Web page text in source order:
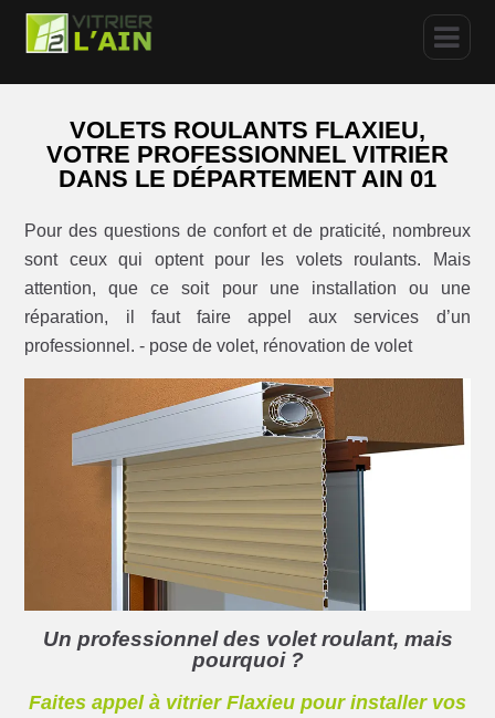
VOLETS ROULANTS FLAXIEU,
VOTRE PROFESSIONNEL VITRIER
DANS LE DÉPARTEMENT AIN 01
Pour des questions de confort et de praticité, nombreux
sont ceux qui optent pour les volets roulants. Mais
attention, que ce soit pour une installation ou une
réparation, il faut faire appel aux services d’un
professionnel. - pose de volet, rénovation de volet
Un professionnel des volet roulant, mais
pourquoi ?
Faites appel à vitrier Flaxieu pour installer vos